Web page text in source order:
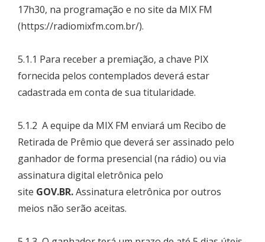
17h30, na programação e no site da MIX FM
(https://radiomixfm.com.br/).
5.1.1 Para receber a premiação, a chave PIX
fornecida pelos contemplados deverá estar
cadastrada em conta de sua titularidade.
5.1.2 A equipe da MIX FM enviará um Recibo de
Retirada de Prêmio que deverá ser assinado pelo
ganhador de forma presencial (na rádio) ou via
assinatura digital eletrônica pelo
site GOV.BR.Assinatura eletrônica por outros
meios não serão aceitas.